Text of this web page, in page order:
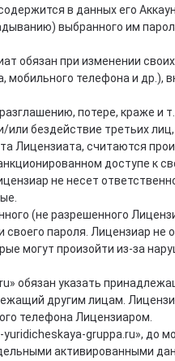
в данных его
выбранного им
обязан при изменении
мобильного телефона и др.),
потере, краже и
бездействие третьих
Лицензиата, считаются
доступе к
не несет
(не разрешенного
пароля. Лицензиар не
могут произойти из-за
обязан указать
другим лицам.
телефона Лицензиаром.
gruppa.ru», до
активированными